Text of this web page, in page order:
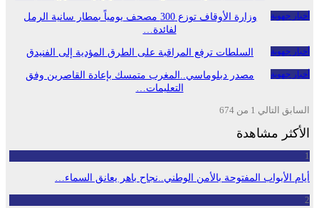
أخبار جهوية
وزارة الأوقاف توزع 300 مصحف يومياً بمطار سانية الرمل
لفائدة…
أخبار جهوية السلطات ترفع المراقبة على الطرق المؤدية إلى الفنيدق
أخبار جهوية
مصدر دبلوماسي..المغرب متمسك بإعادة القاصرين وفق
التعليمات…
السابق التالي 1 من 674
الأكثر مشاهدة
1
أيام الأبواب المفتوحة بالأمن الوطني..نجاح باهر يعانق السماء…
2